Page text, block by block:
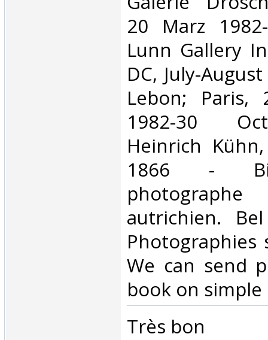
20 Marz
Lunn Gallery
DC, July-
Lebon; Paris,
1982-30
Heinrich
1866 -
autrichien.
Photographies
We can send
book on simple
‎Très bon ‎